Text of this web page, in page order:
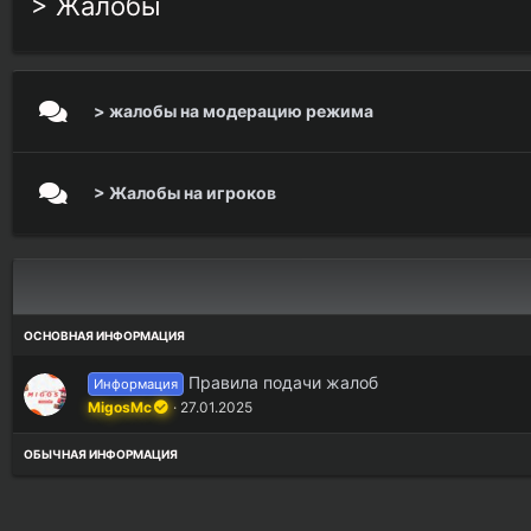
> жалобы на модерацию режима
> Жалобы на игроков
Информация Правила подачи жалоб
MigosMc 27.01.2025